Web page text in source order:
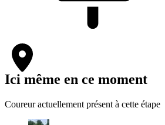
Ici même en ce moment
Coureur actuellement présent à cette étape